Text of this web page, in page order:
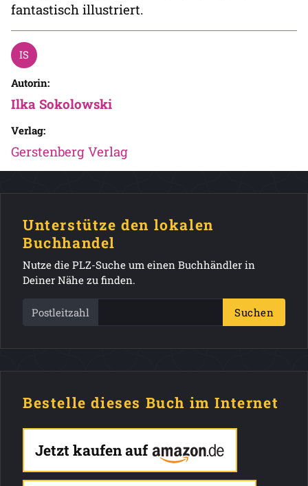
fantastisch illustriert.
Autorin:
Ilka Sokolowski
Verlag:
Gerstenberg Verlag
Unterstütze den lokalen
Buchhandel
Nutze die PLZ-Suche um einen Buchhändler in
Deiner Nähe zu finden.
Postleitzahl Suchen
Bestelle dieses Buch im Internet
Jetzt kaufen auf